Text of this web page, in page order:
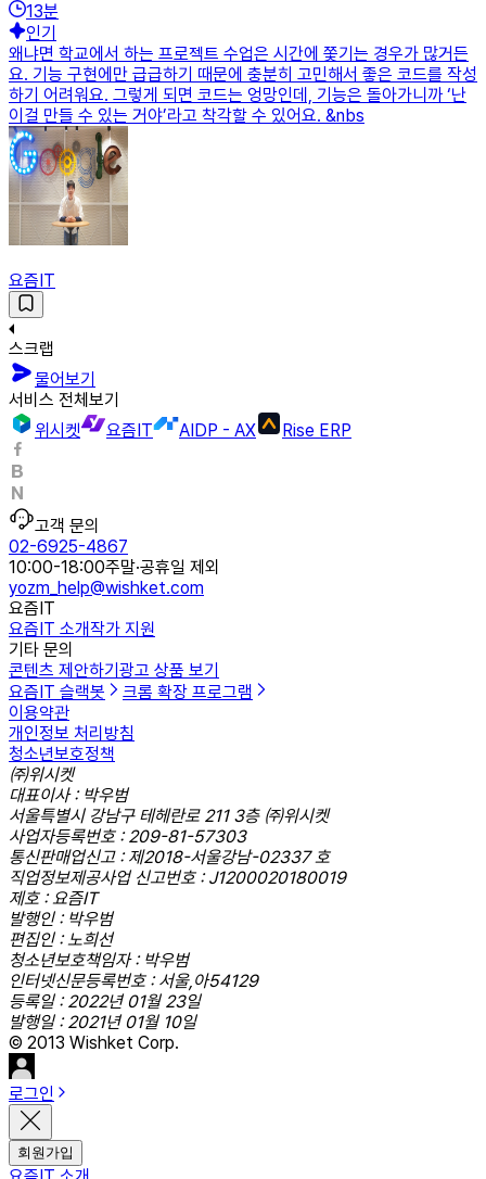
13분
인기
왜냐면 학교에서 하는 프로젝트 수업은 시간에 쫓기는 경우가 많거든
요. 기능 구현에만 급급하기 때문에 충분히 고민해서 좋은 코드를 작성
하기 어려워요. 그렇게 되면 코드는 엉망인데, 기능은 돌아가니까 ‘난
이걸 만들 수 있는 거야’라고 착각할 수 있어요. &nbs
요즘IT
스크랩
물어보기
서비스 전체보기
위시켓
요즘IT AIDP - AX Rise ERP
고객 문의
02-6925-4867
10:00-18:00주말·공휴일 제외
yozm_help@wishket.com
요즘IT
요즘IT 소개작가 지원
기타 문의
콘텐츠 제안하기 광고 상품 보기
요즘IT 슬랙봇
크롬 확장 프로그램
이용약관
개인정보 처리방침
청소년보호정책
㈜위시켓
대표이사 : 박우범
서울특별시 강남구 테헤란로 211 3층 ㈜위시켓
사업자등록번호 : 209-81-57303
통신판매업신고 : 제2018-서울강남-02337 호
직업정보제공사업 신고번호 : J1200020180019
제호 : 요즘IT
발행인 : 박우범
편집인 : 노희선
청소년보호책임자 : 박우범
인터넷신문등록번호 : 서울,아54129
등록일 : 2022년 01월 23일
발행일 : 2021년 01월 10일
© 2013 Wishket Corp.
로그인
회원가입